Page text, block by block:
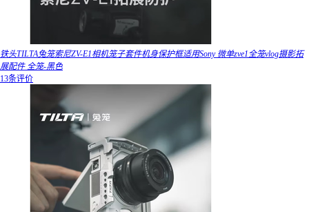
铁头TILTA兔笼索尼ZV-E1相机笼子套件机身保护框适用Sony 微单zve1全笼vlog摄影拓
展配件 全笼-黑色
13条评价